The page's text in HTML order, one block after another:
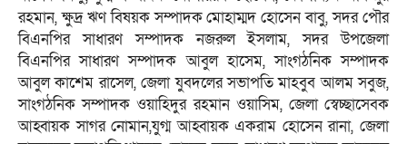
রহমান, ক্ষুদ্র ঋণ বিষয়ক সম্পাদক মোহাম্মদ হোসেন বাবু, সদর পৌর
বিএনপির সাধারণ সম্পাদক নজরুল ইসলাম, সদর উপজেলা
বিএনপির সাধারণ সম্পাদক আবুল হাসেম, সাংগঠনিক সম্পাদক
আবুল কাশেম রাসেল, জেলা যুবদলের সভাপতি মাহবুব আলম সবুজ,
সাংগঠনিক সম্পাদক ওয়াহিদুর রহমান ওয়াসিম, জেলা স্বেচ্ছাসেবক
আহ্বায়ক সাগর নোমান,যুগ্ম আহ্বায়ক একরাম হোসেন রানা, জেলা